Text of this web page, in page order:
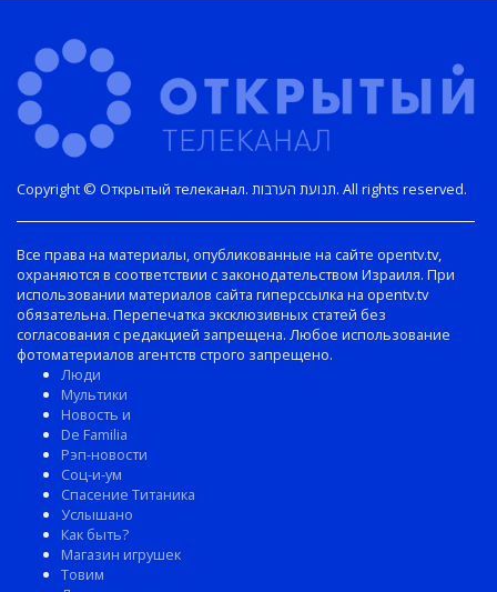
Copyright © Открытый телеканал. תנועת הערבות. All rights reserved.
Все права на материалы, опубликованные на сайте opentv.tv,
охраняются в соответствии с законодательством Израиля. При
использовании материалов сайта гиперссылка на opentv.tv
обязательна. Перепечатка эксклюзивных статей без
согласования с редакцией запрещена. Любое использование
фотоматериалов агентств строго запрещено.
Люди
Мультики
Новость и
De Familia
Рэп-новости
Соц-и-ум
Спасение Титаника
Услышано
Как быть?
Магазин игрушек
Товим